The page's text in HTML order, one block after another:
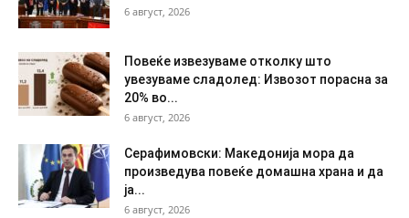
6 август, 2026
Повеќе извезуваме отколку што
увезуваме сладолед: Извозот порасна за
20% во...
6 август, 2026
Серафимовски: Македонија мора да
произведува повеќе домашна храна и да
ја...
6 август, 2026